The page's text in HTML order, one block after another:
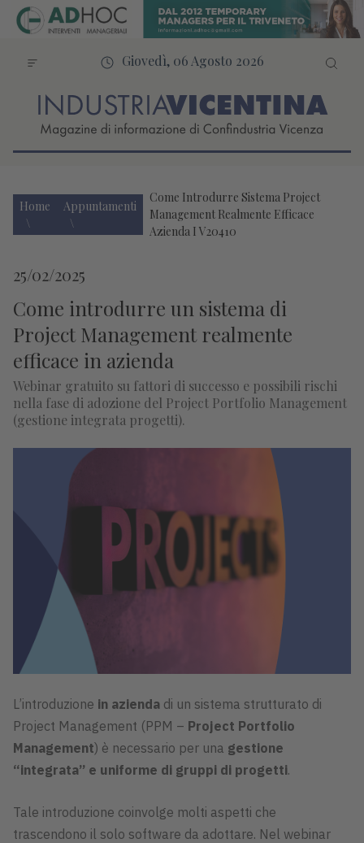
Giovedì, 06 Agosto 2026
Home Appuntamenti
Come Introdurre Sistema Project
Management Realmente Efficace
Azienda I V20410
25/02/2025
Come introdurre un sistema di
Project Management realmente
efficace in azienda
Webinar gratuito su fattori di successo e possibili rischi
nella fase di adozione del Project Portfolio Management
(gestione integrata progetti).
L’introduzione in azienda di un sistema strutturato di
Project Management (PPM – Project Portfolio
Management) è necessario per una gestione
“integrata” e uniforme di gruppi di progetti.
Tale introduzione coinvolge molti aspetti che
trascendono il solo software da adottare. Nel webinar